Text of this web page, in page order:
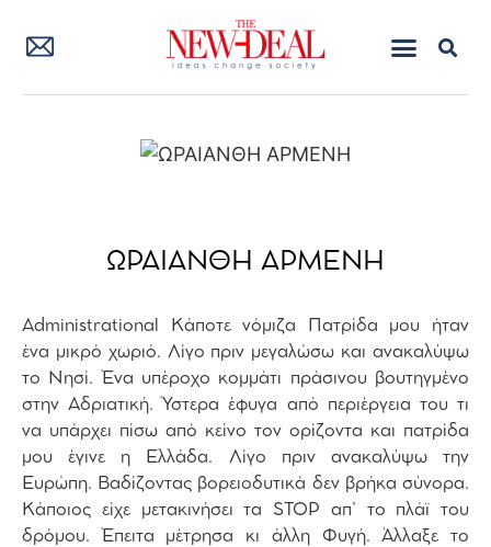
ΩΡΑΙΑΝΘΗ ΑΡΜΕΝΗ
Administrational Κάποτε νόμιζα Πατρίδα μου ήταν
ένα μικρό χωριό. Λίγο πριν μεγαλώσω και ανακαλύψω
το Νησί. Ένα υπέροχο κομμάτι πράσινου βουτηγμένο
στην Αδριατική. Ύστερα έφυγα από περιέργεια του τι
να υπάρχει πίσω από κείνο τον ορίζοντα και πατρίδα
μου έγινε η Ελλάδα. Λίγο πριν ανακαλύψω την
Ευρώπη. Βαδίζοντας βορειοδυτικά δεν βρήκα σύνορα.
Κάποιος είχε μετακινήσει τα STOP απ’ το πλάϊ του
δρόμου. Έπειτα μέτρησα κι άλλη Φυγή. Άλλαξε το